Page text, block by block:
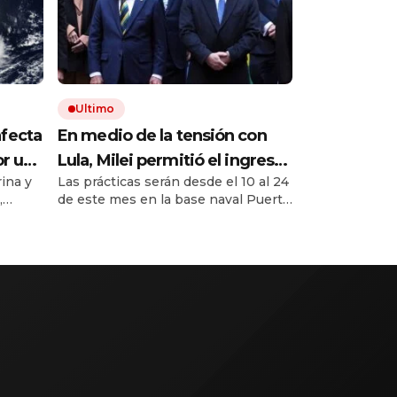
un
y
Ultimo
En medio de la tensión con
Lula, Milei permitió el ingreso
al país de la Marina de Brasil
para realizar ejercicios
Las prácticas serán desde el 10 al 24
de este mes en la base naval Puerto